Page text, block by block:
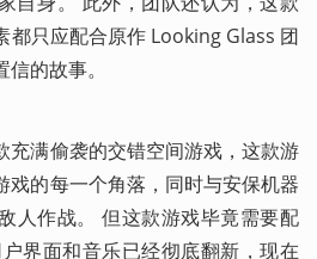
都只应配合原作 Looking Glass 团
的故事。
充满偷袭的交错空间游戏，这款游
戏的每一个角落，同时与安保机器
人作战。 但这款游戏毕竟需要配
界面和音乐已经彻底翻新，现在